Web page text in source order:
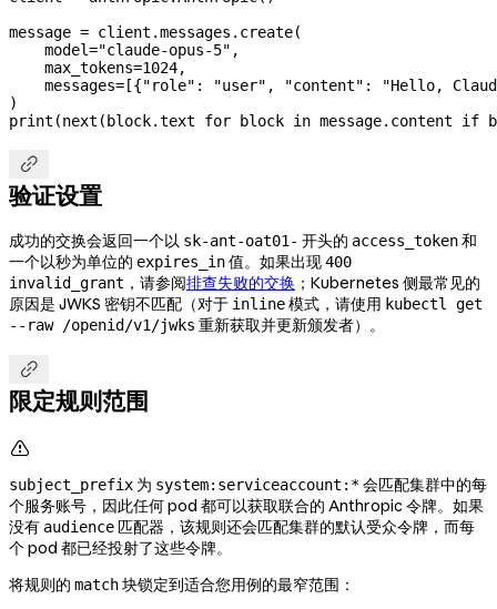
message = client.messages.create(
    model
="claude-opus-5" ,
    max_tokens
=1024,
    messages
= [{"role" : "user" , "content" :
"Hello,
)
print (next (block.text for block in message.content if

验证设置
成功的交换会返回一个以 sk-ant-oat01- 开头的 access_token和
一个以秒为单位的 expires_in值。如果出现400
invalid_grant ，请参阅排查失败的交换 ；Kubernetes 侧最常见的
原因是 JWKS 密钥不匹配（对于 inline模式，请使用 kubectl get
--raw /openid/v1/jwks 重新获取并更新颁发者）。

限定规则范围

subject_prefix 为 system:serviceaccount:*会匹配集群中的每
个服务账号，因此任何 pod 都可以获取联合的 Anthropic 令牌。如果
没有 audience匹配器，该规则还会匹配集群的默认受众令牌，而每
个 pod 都已经投射了这些令牌。
将规则的 match块锁定到适合您用例的最窄范围：